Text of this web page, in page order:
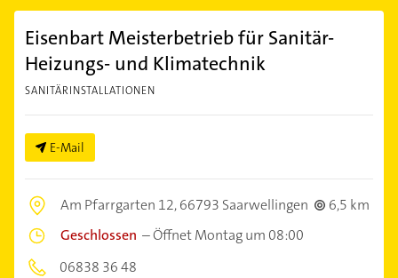
Eisenbart Meisterbetrieb für Sanitär-
Heizungs- und Klimatechnik
SANITÄRINSTALLATIONEN
E-Mail
Am Pfarrgarten 12,66793 Saarwellingen
6,5 km
Geschlossen –Öffnet Montag um 08:00
06838 36 48